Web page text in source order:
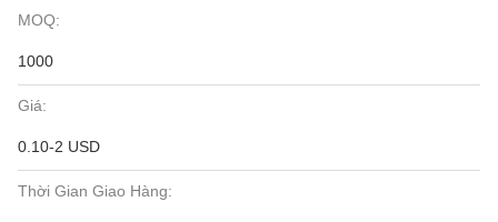
MOQ:
1000
Giá:
0.10-2 USD
Thời Gian Giao Hàng: